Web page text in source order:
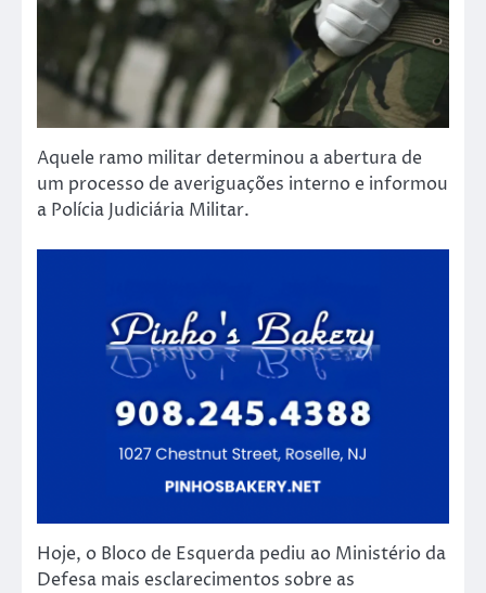
Aquele ramo militar determinou a abertura de
um processo de averiguações interno e informou
a Polícia Judiciária Militar.
Hoje, o Bloco de Esquerda pediu ao Ministério da
Defesa mais esclarecimentos sobre as